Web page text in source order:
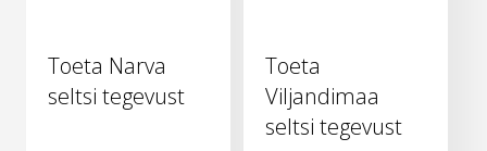
Toeta Narva
seltsi tegevust
Toeta
Viljandimaa
seltsi tegevust